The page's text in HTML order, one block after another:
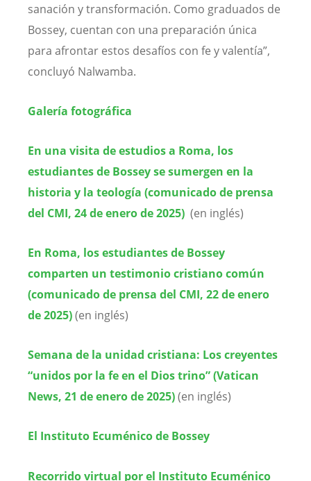
sanación y transformación. Como graduados de
Bossey, cuentan con una preparación única
para afrontar estos desafíos con fe y valentía”,
concluyó Nalwamba.
Galería fotográfica
En una visita de estudios a Roma, los
estudiantes de Bossey se sumergen en la
historia y la teología (comunicado de prensa
del CMI, 24 de enero de 2025) (en inglés)
En Roma, los estudiantes de Bossey
comparten un testimonio cristiano común
(comunicado de prensa del CMI, 22 de enero
de 2025)(en inglés)
Semana de la unidad cristiana: Los creyentes
“unidos por la fe en el Dios trino” (Vatican
News, 21 de enero de 2025)(en inglés)
El Instituto Ecuménico de Bossey
Recorrido virtual por el Instituto Ecuménico